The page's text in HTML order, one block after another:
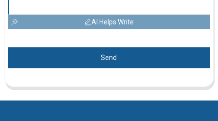
AI Helps Write
Send